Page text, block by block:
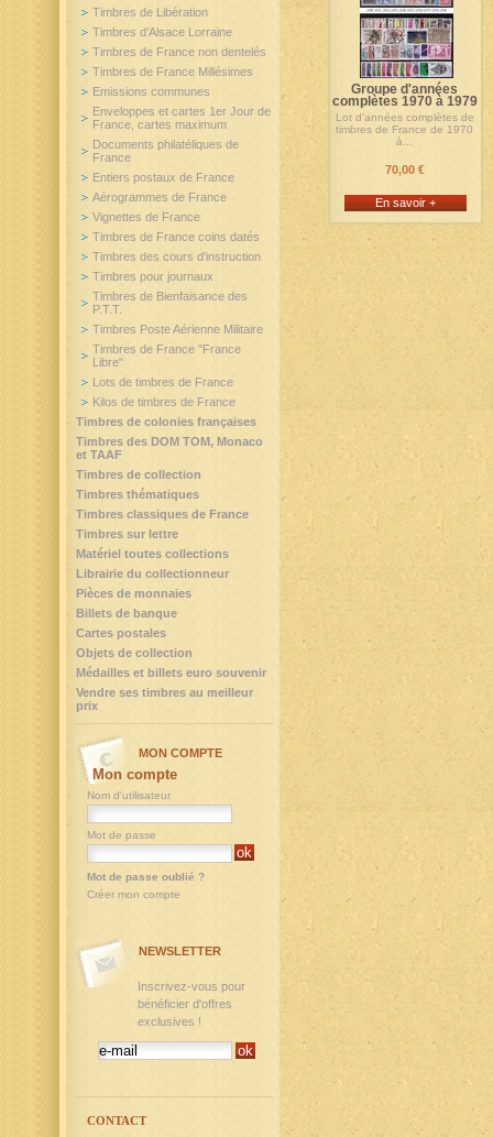
Groupe d'années
complètes 1970 à 1979
Lot d'années complètes de
timbres de France de 1970
à...
70,00 €
En savoir +
Timbres de Libération
Timbres d'Alsace Lorraine
Timbres de France non dentelés
Timbres de France Millésimes
Emissions communes
Enveloppes et cartes 1er Jour de
France, cartes maximum
Documents philatéliques de
France
Entiers postaux de France
Aérogrammes de France
Vignettes de France
Timbres de France coins datés
Timbres des cours d'instruction
Timbres pour journaux
Timbres de Bienfaisance des
P.T.T.
Timbres Poste Aérienne Militaire
Timbres de France "France
Libre"
Lots de timbres de France
Kilos de timbres de France
Timbres de colonies françaises
Timbres des DOM TOM, Monaco
et TAAF
Timbres de collection
Timbres thématiques
Timbres classiques de France
Timbres sur lettre
Matériel toutes collections
Librairie du collectionneur
Pièces de monnaies
Billets de banque
Cartes postales
Objets de collection
Médailles et billets euro souvenir
Vendre ses timbres au meilleur
prix
MON COMPTE
Mon compte
Nom d'utilisateur
Mot de passe
Mot de passe oublié ?
Créer mon compte
NEWSLETTER
Inscrivez-vous pour
bénéficier d'offres
exclusives !
CONTACT